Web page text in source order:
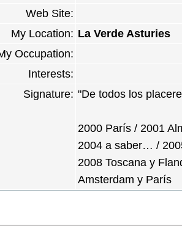
Web Site:
My Location: La Verde Asturies
Occupation:
Interests:
Signature: "De todos los
2000 París / 2001
2004 a saber… /
2008 Toscana y
Amsterdam y París